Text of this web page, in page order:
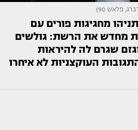
פלאש 90)
מחגיגות פורים עם
מחדש את הרשת: גולשים
שגרם לה להיראות
העוקצניות לא איחרו